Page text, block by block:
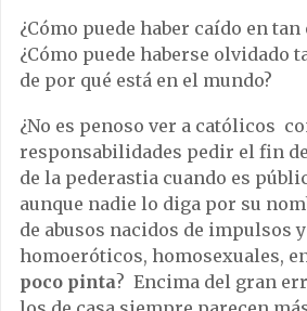
¿Cómo puede haber caído en
¿Cómo puede haberse olvidado
de por qué está en el mundo?
¿No es penoso ver a católicos
responsabilidades pedir el fin
de la pederastia cuando es
aunque nadie lo diga por su
de abusos nacidos de impulsos
homoeróticos, homosexuales,
poco pinta? Encima del gran